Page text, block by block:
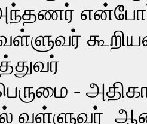
வள்ளுவர்
-
வள்ளுவர்